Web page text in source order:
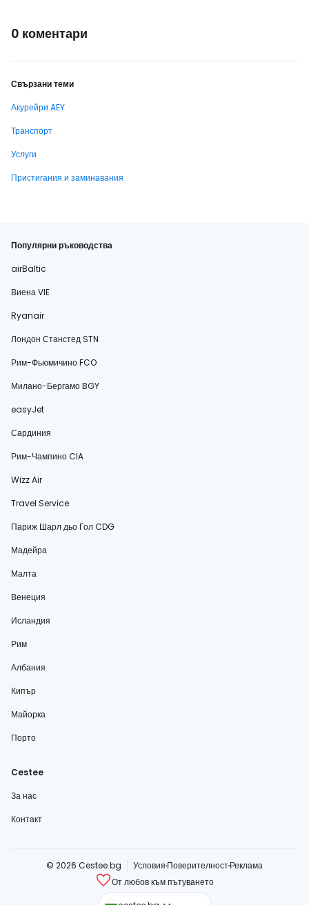
0 коментари
Свързани теми
Акурейри AEY
Транспорт
Услуги
Пристигания и заминавания
Популярни ръководства
airBaltic
Виена VIE
Ryanair
Лондон Станстед STN
Рим-Фьюмичино FCO
Милано-Бергамо BGY
easyJet
Сардиния
Рим-Чампино CIA
Wizz Air
Travel Service
Париж Шарл дьо Гол CDG
Мадейра
Малта
Венеция
Исландия
Рим
Албания
Кипър
Майорка
Порто
Cestee
За нас
Контакт
© 2026 Cestee.bg Условия ПоверителностРеклама
От любов към пътуването
cestee.com